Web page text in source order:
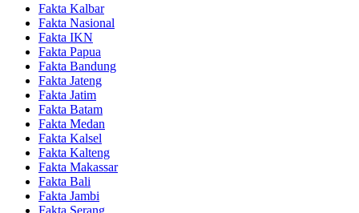
Fakta Kalbar
Fakta Nasional
Fakta IKN
Fakta Papua
Fakta Bandung
Fakta Jateng
Fakta Jatim
Fakta Batam
Fakta Medan
Fakta Kalsel
Fakta Kalteng
Fakta Makassar
Fakta Bali
Fakta Jambi
Fakta Serang